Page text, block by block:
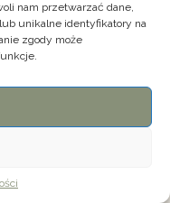
nam przetwarzać dane,
unikalne identyfikatory na
zgody może